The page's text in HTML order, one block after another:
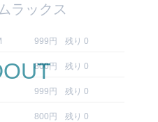
ラックス
999円 残り 0
800円 残り 0
999円 残り 0
800円 残り 0